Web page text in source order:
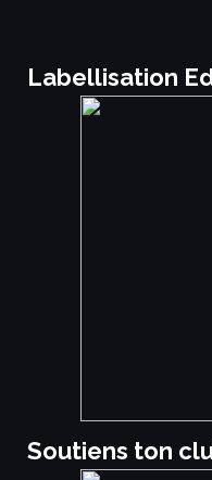
Labellisation
Soutiens ton